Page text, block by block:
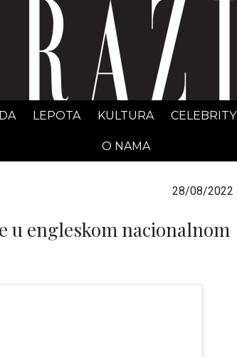
GRAZIA Srbija
LEPOTA KULTURA CELEBRITY
O NAMA
28/08/2022
u engleskom nacionalnom